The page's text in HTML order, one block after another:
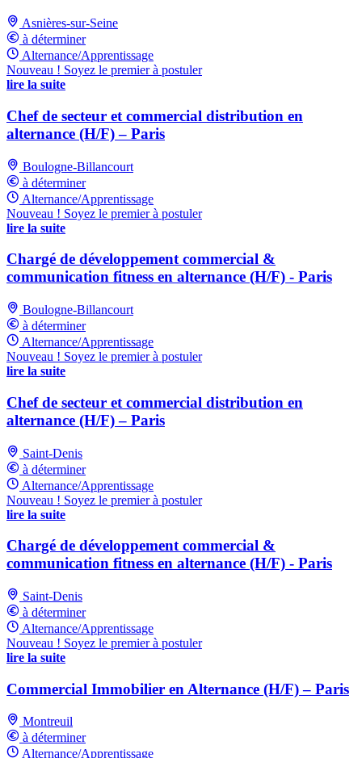
Asnières-sur-Seine
à déterminer
Alternance/Apprentissage
Nouveau ! Soyez le premier à postuler
lire la suite
Chef de secteur et commercial distribution en
alternance (H/F) – Paris
Boulogne-Billancourt
à déterminer
Alternance/Apprentissage
Nouveau ! Soyez le premier à postuler
lire la suite
Chargé de développement commercial &
communication fitness en alternance (H/F) - Paris
Boulogne-Billancourt
à déterminer
Alternance/Apprentissage
Nouveau ! Soyez le premier à postuler
lire la suite
Chef de secteur et commercial distribution en
alternance (H/F) – Paris
Saint-Denis
à déterminer
Alternance/Apprentissage
Nouveau ! Soyez le premier à postuler
lire la suite
Chargé de développement commercial &
communication fitness en alternance (H/F) - Paris
Saint-Denis
à déterminer
Alternance/Apprentissage
Nouveau ! Soyez le premier à postuler
lire la suite
Commercial Immobilier en Alternance (H/F) – Paris
Montreuil
à déterminer
Alternance/Apprentissage